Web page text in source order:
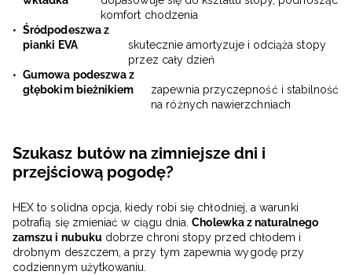
komfort chodzenia
Śródpodeszwa z
pianki EVA
skutecznie amortyzuje i odciąża stopy
przez cały dzień
Gumowa podeszwa z
głębokim bieżnikiem
zapewnia przyczepność i stabilność
na różnych nawierzchniach
Szukasz butów na zimniejsze dni i
przejściową pogodę?
HEX to solidna opcja, kiedy robi się chłodniej, a warunki
potrafią się zmieniać w ciągu dnia.Cholewka z naturalnego
zamszu i nubukudobrze chroni stopy przed chłodem i
drobnym deszczem, a przy tym zapewnia wygodę przy
codziennym użytkowaniu.